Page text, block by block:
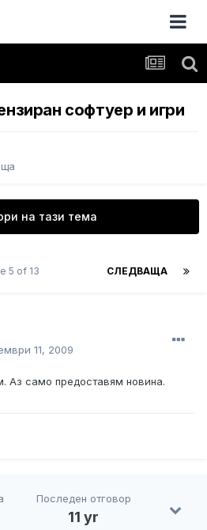
софтуер и игри
на тази тема
СЛЕДВАЩА
5 of 13
11, 2009
Аз само предоставям новина.
Последен отговор
11 yr